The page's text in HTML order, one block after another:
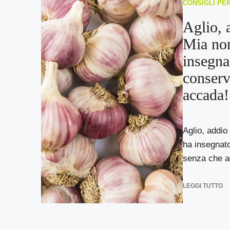
CONSIGLI
Aglio,
Mia
accada!
Aglio, addio
ha
senza che
LEGGI TUTTO